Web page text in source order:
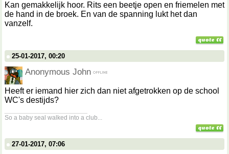
Kan gemakkelijk hoor. Rits een beetje open en friemelen met
de hand in de broek. En van de spanning lukt het dan
vanzelf.
25-01-2017, 00:20
Anonymous John
Heeft er iemand hier zich dan niet afgetrokken op de school
WC's destijds?
So a baby seal walked into a club...
27-01-2017, 07:06